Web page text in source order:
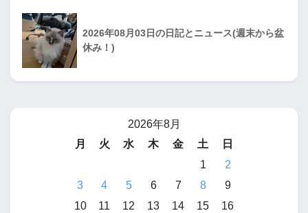
2026年08月03日の日記とニュース(週末から盆
休み！)
2026年8月
月
火 水 木 金 土
日
1
2
3
4 5 6 7 8
9
10
11 12 13 14 15
16